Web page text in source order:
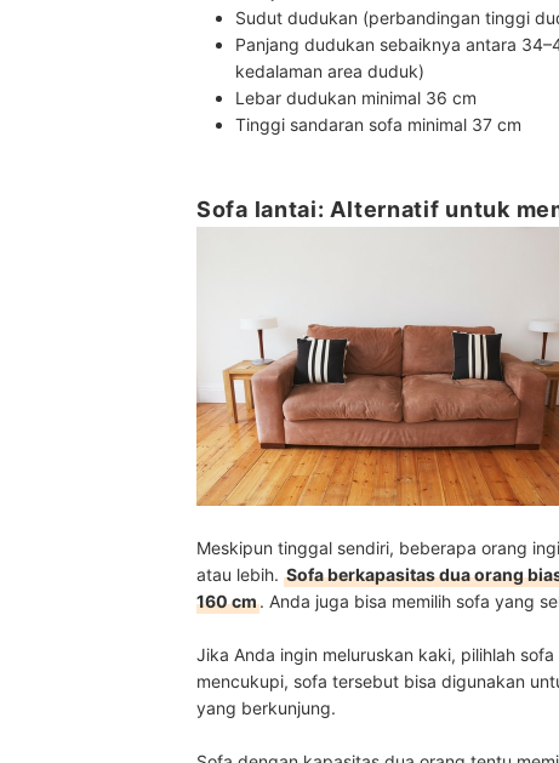
Sudut dudukan (perbandingan tinggi
Panjang dudukan sebaiknya antara
kedalaman area duduk)
Lebar dudukan minimal 36 cm
Tinggi sandaran sofa minimal 37 cm
Sofa lantai: Alternatif untuk
Meskipun tinggal sendiri, beberapa orang
atau lebih. Sofa berkapasitas dua orang
160 cm. Anda juga bisa memilih sofa yang
Jika Anda ingin meluruskan kaki, pilihlah sofa
mencukupi, sofa tersebut bisa digunakan
yang berkunjung.